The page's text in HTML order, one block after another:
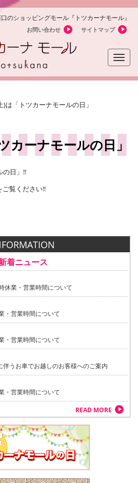
のショッピングモール『トツカーナモール』
お問い合わせ サイトマップ
Toggle
)は「トツカーナモールの日」
カーナモールの日」
の日」!!
覧ください!!
着ニュース
休業・営業時間について
・営業時間について
・営業時間について
うお車でお越しのお客様へのご案内
・営業時間について
READ MORE